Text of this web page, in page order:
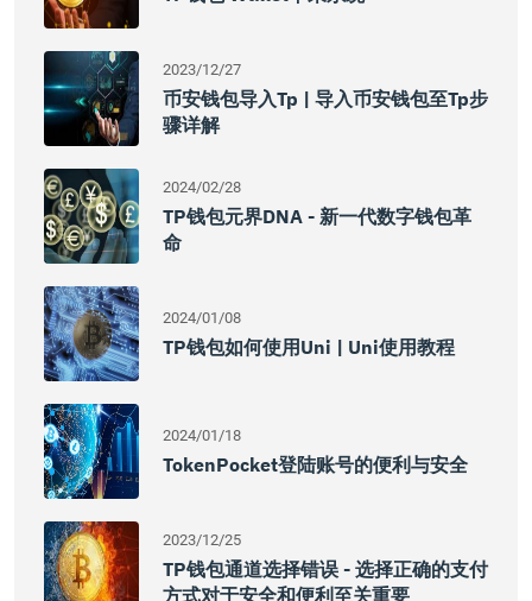
2023/12/27
币安钱包导入tp | 导入币安钱包至tp步
骤详解
2024/02/28
TP钱包元界DNA - 新一代数字钱包革
命
2024/01/08
TP钱包如何使用Uni | Uni使用教程
2024/01/18
TokenPocket登陆账号的便利与安全
2023/12/25
TP钱包通道选择错误 - 选择正确的支付
方式对于安全和便利至关重要